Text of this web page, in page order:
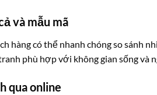
và mẫu mã
hàng có thể nhanh chóng so sánh
phù hợp với không gian sống và
qua online